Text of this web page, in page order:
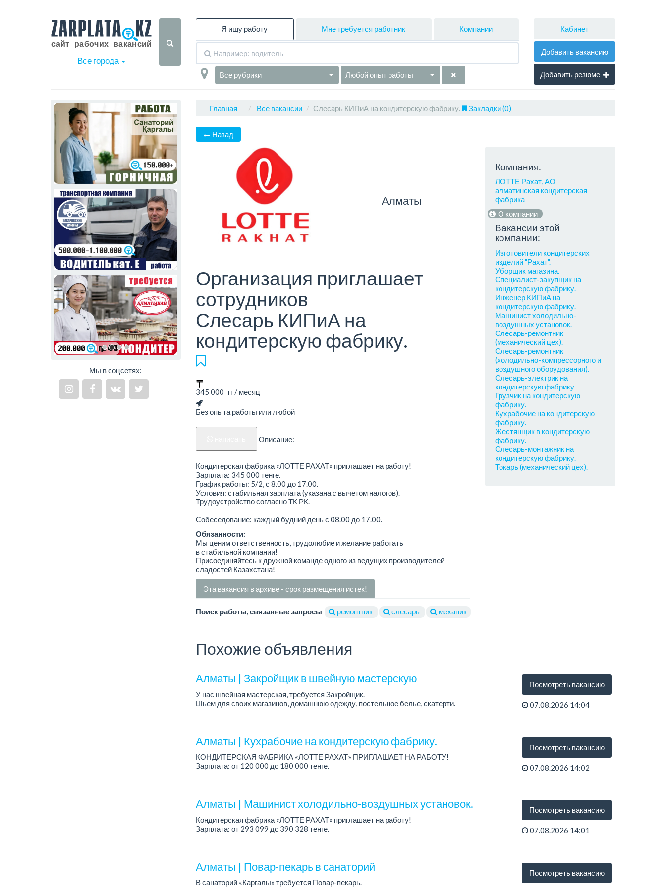
Все города
Я ищу работу Мне требуется работник Компании
Все рубрики Любой опыт работы
Кабинет
Добавить вакансию
Добавить резюме
Мы в соцсетях:
Главная Все вакансии Слесарь КИПиА на кондитерскую фабрику. Закладки (0)
← Назад
Алматы
Организация приглашает
сотрудников
Слесарь КИПиА на
кондитерскую фабрику.
345 000 тг / месяц
Без опыта работы или любой
Описание:
Кондитерская фабрика «ЛОТТЕ РАХАТ» приглашает на работу!
Зарплата: 345 000 тенге.
График работы: 5/2, с 8.00 до 17.00.
Условия: стабильная зарплата (указана с вычетом налогов).
Трудоустройство согласно ТК РК.
Собеседование: каждый будний день с 08.00 до 17.00.
Обязанности:
Мы ценим ответственность, трудолюбие и желание работать
в стабильной компании!
Присоединяйтесь к дружной команде одного из ведущих производителей
сладостей Казахстана!
Эта вакансия в архиве - срок размещения истек!
Поиск работы, связанные запросы ремонтник слесарь механик
Компания:
ЛОТТЕ Рахат, АО
алматинская кондитерская
фабрика
О компании
Вакансии этой
компании:
Изготовители кондитерских
изделий "Рахат".
Уборщик магазина.
Специалист-закупщик на
кондитерскую фабрику.
Инженер КИПиА на
кондитерскую фабрику.
Машинист холодильно-
воздушных установок.
Слесарь-ремонтник
(механический цех).
Слесарь-ремонтник
(холодильно-компрессорного и
воздушного оборудования).
Слесарь-электрик на
кондитерскую фабрику.
Грузчик на кондитерскую
фабрику.
Кухрабочие на кондитерскую
фабрику.
Жестянщик в кондитерскую
фабрику.
Слесарь-монтажник на
кондитерскую фабрику.
Токарь (механический цех).
Похожие объявления
Алматы | Закройщик в швейную мастерскую
У нас швейная мастерская, требуется Закройщик.
Шьем для своих магазинов, домашнюю одежду, постельное белье, скатерти.
Посмотреть вакансию
07.08.2026 14:04
Алматы | Кухрабочие на кондитерскую фабрику.
КОНДИТЕРСКАЯ ФАБРИКА «ЛОТТЕ РАХАТ» ПРИГЛАШАЕТ НА РАБОТУ!
Зарплата: от 120 000 до 180 000 тенге.
Посмотреть вакансию
07.08.2026 14:02
Алматы | Машинист холодильно-воздушных установок.
Кондитерская фабрика «ЛОТТЕ РАХАТ» приглашает на работу!
Зарплата: от 293 099 до 390 328 тенге.
Посмотреть вакансию
07.08.2026 14:01
Алматы | Повар-пекарь в санаторий
В санаторий «Каргалы» требуется Повар-пекарь.
Посмотреть вакансию